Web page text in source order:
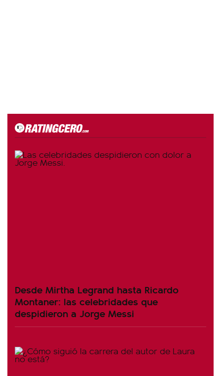
Desde Mirtha Legrand hasta Ricardo
Montaner: las celebridades que
despidieron a Jorge Messi